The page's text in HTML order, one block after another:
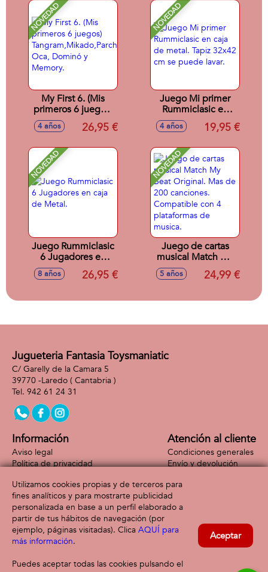
NOVEDAD
My First 6. (Mis
primeros 6 juegos)
Tangram,Mikado,Parchís,
Oca, Dominó y
4 años 26,95 €
NOVEDAD
Juego Mi primer
Rummiclasic en
caja de metal. Tapiz
32x42 cm se
4 años 19,95 €
NOVEDAD
Juego Rummiclasic
6 Jugadores en
caja de Metal.
8 años 26,95 €
NOVEDAD
Juego de cartas
musical Match My
Beat Original. Mas
de 200 canciones.
plataformas de
5 años 24,99 €
Jugueteria Fantasia Toysmaniatic
C/ Garelly de la Camara 5
39770 -Laredo ( Cantabria )
942 61 24 31
Información
Aviso legal
Política de privacidad
Atención al cliente
Condiciones generales
Envío y devolución
Formas de pago
Utilizamos cookies propias y de terceros para
fines analíticos y para mostrarte publicidad
personalizada en base a un perfil elaborado a
partir de tus hábitos de navegación (por
ejemplo, páginas visitadas). Clica AQUÍ para
más información.
Puedes aceptar todas las cookies pulsando el
Aceptar